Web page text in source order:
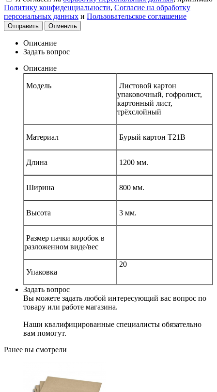
Политику конфиденциальности, Согласие на обработку
персональных данных и Пользовательское соглашение
Отправить Отменить
Описание
Задать вопрос
Описание
Модель
Листовой картон
упаковочный, гофролист,
картонный лист,
трёхслойный
Материал Бурый картон Т21В
Длина 1200 мм.
Ширина 800 мм.
Высота 3 мм.
Размер пачки коробок в
разложенном виде/вес
Упаковка
20
Задать вопрос
Вы можете задать любой интересующий вас вопрос по
товару или работе магазина.
Наши квалифицированные специалисты обязательно
вам помогут.
Ранее вы смотрели